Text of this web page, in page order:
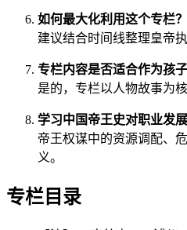
如何最大化利用这个专栏？
建议结合时间线整理皇帝
专栏内容是否适合作为孩
是的，专栏以人物故事为
学习中国帝王史对职业发展
帝王权谋中的资源调配、
义。
专栏目录